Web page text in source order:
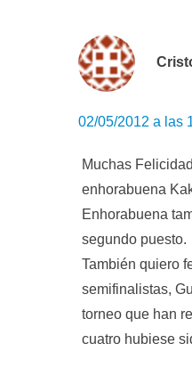
02/05/2012 a las
Muchas
enhorabuena
Enhorabuena
segundo puesto.
También quiero
semifinalistas,
torneo que han
cuatro hubiese